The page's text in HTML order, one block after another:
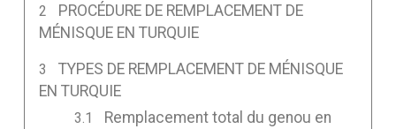
PROCÉDURE DE REMPLACEMENT DE
MÉNISQUE EN TURQUIE
TYPES DE REMPLACEMENT DE MÉNISQUE
EN TURQUIE
Remplacement total du genou en